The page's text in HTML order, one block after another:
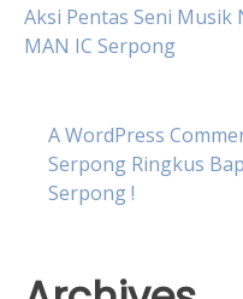
Aksi Pentas Seni Musik
MAN IC Serpong
A WordPress
Serpong Ringkus
Serpong !